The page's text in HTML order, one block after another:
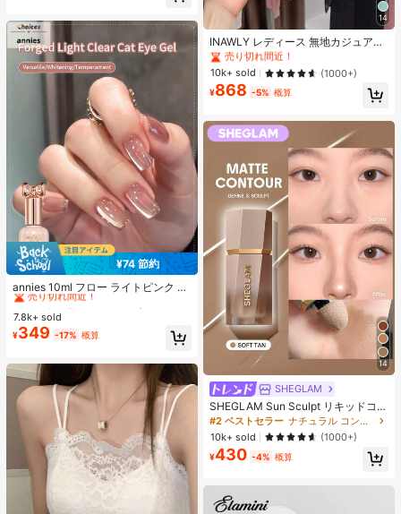
¥74 節約
annies 10ml フロー ライトピンク キ
ャットアイ ジェルネイルポリッシュ
ウルトラシャイン UVジェル ミラー
グラス キャットマグネットジェル ワ
ニス ネイルサプライ
#1 ベストセラー
に アニーズ ジェルネイルポリッシュ
売り切れ間近！
#1 ベストセラー
売り切れ間近！
#1 ベストセラー
売り切れ間近！
#1 ベストセラー
に アニーズ ジェルネイルポリッシュ
7.8k+ sold
¥349 -17% 概算
14
INAWLY レディース 無地カジュアル
薄手カーディガン、春夏用
#1 ベストセラー
売り切れ間近！
#1 ベストセラー
作物 レディース軽量カーディガン
売り切れ間近！
#1 ベストセラー
作物 レディース軽量カーディガン
売り切れ間近！
#1 ベストセラー
売り切れ間近！
10k+ sold (1000+)
¥868 -5% 概算
14
SHEGLAM
SHEGLAM Sun Sculpt リキッドコン
ター-Soft Tan ノーズシャドウ シェ
ーディング 女性と女の子のためのブ
ランドビューティーコスメメイクア
ップ
#2 ベストセラー
ナチュラル コントゥア＆ブロンザー
10k+ sold
(1000+)
¥430 -4% 概算